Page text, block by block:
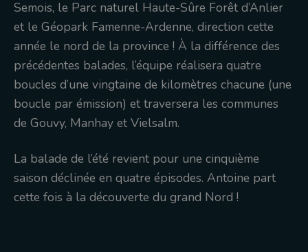
Semois, le Parc naturel Haute-Sûre Forêt d’Anlier
et le Géopark Famenne-Ardenne, direction cette
année le nord de la province ! À la différence des
précédentes balades, l’équipe réalisera quatre
boucles d’une vingtaine de kilomètres chacune (une
boucle par émission) et traversera les communes
de Gouvy, Manhay et Vielsalm.
La balade de l’été revient pour une cinquième
saison déclinée en quatre épisodes. Antoine part
cette fois à la découverte du grand Nord !